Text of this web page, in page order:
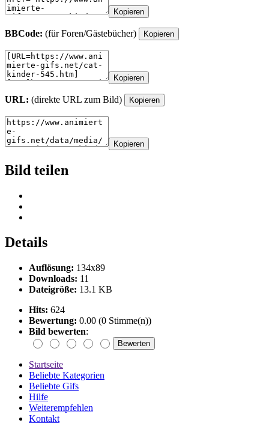
Kopieren
BBCode: (für Foren/Gästebücher) Kopieren
Kopieren
URL: (direkte URL zum Bild) Kopieren
Kopieren
Bild teilen
Details
Auflösung: 134x89
Downloads: 11
Dateigröße: 13.1 KB
Hits: 624
Bewertung: 0.00 (0 Stimme(n))
Bild bewerten:
Startseite
Beliebte Kategorien
Beliebte Gifs
Hilfe
Weiterempfehlen
Kontakt